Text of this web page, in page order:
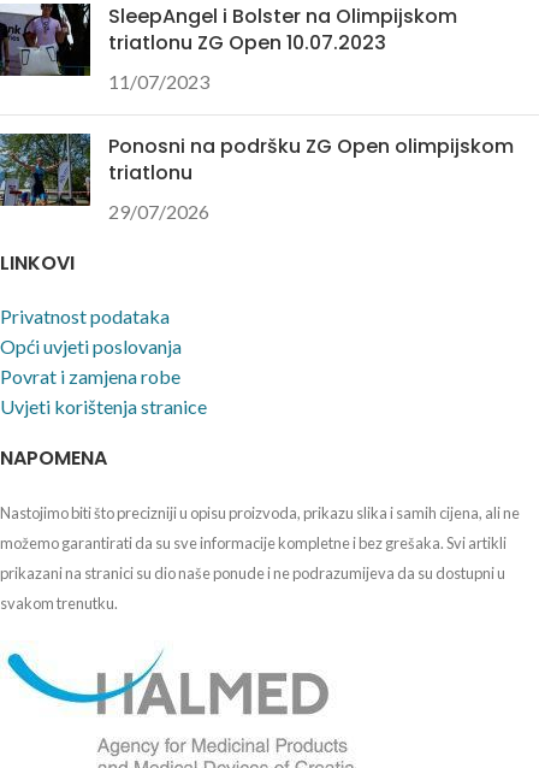
SleepAngel i Bolster na Olimpijskom
triatlonu ZG Open 10.07.2023
11/07/2023
Ponosni na podršku ZG Open olimpijskom
triatlonu
29/07/2026
LINKOVI
Privatnost podataka
Opći uvjeti poslovanja
Povrat i zamjena robe
Uvjeti korištenja stranice
NAPOMENA
Nastojimo biti što precizniji u opisu proizvoda, prikazu slika i samih cijena, ali ne
možemo garantirati da su sve informacije kompletne i bez grešaka. Svi artikli
prikazani na stranici su dio naše ponude i ne podrazumijeva da su dostupni u
svakom trenutku.